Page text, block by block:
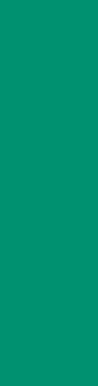
2027.
zuständigen
den
Träger,